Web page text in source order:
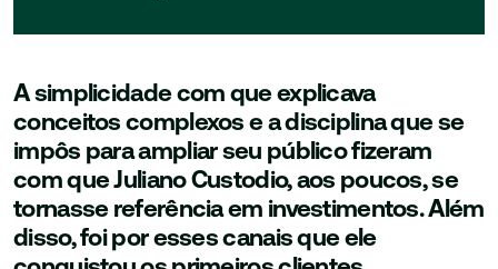
A simplicidade com que explicava
conceitos complexos e a disciplina que se
impôs para ampliar seu público fizeram
com que Juliano Custodio, aos poucos, se
tornasse referência em investimentos. Além
disso, foi por esses canais que ele